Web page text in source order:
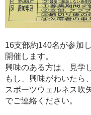
16支部約140名が参加
開催します。
興味のある方は、見学
もし、興味がわいたら
スポーツウェルネス吹
でご連絡ください。